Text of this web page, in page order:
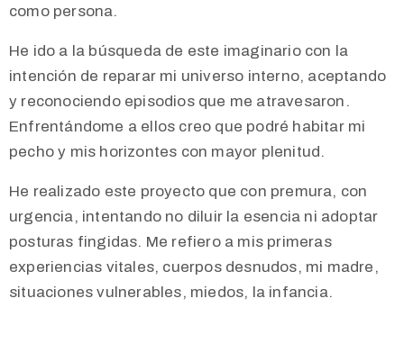
como persona.
He ido a la búsqueda de este imaginario con la
intención de reparar mi universo interno, aceptando
y reconociendo episodios que me atravesaron.
Enfrentándome a ellos creo que podré habitar mi
pecho y mis horizontes con mayor plenitud.
He realizado este proyecto que con premura, con
urgencia, intentando no diluir la esencia ni adoptar
posturas fingidas. Me refiero a mis primeras
experiencias vitales, cuerpos desnudos, mi madre,
situaciones vulnerables, miedos, la infancia.